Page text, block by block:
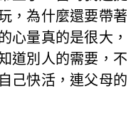
，為什麼還要帶著
心量真的是很大，
道別人的需要，不
己快活，連父母的